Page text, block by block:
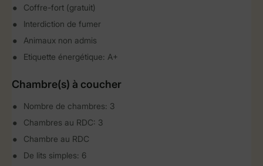
Coffre-fort (gratuit)
Interdiction de fumer
Animaux non admis
Etiquette énergétique: A+
Chambre(s) à coucher
Nombre de chambres: 3
Chambres au RDC: 3
Chambre au RDC
De lits simples: 6